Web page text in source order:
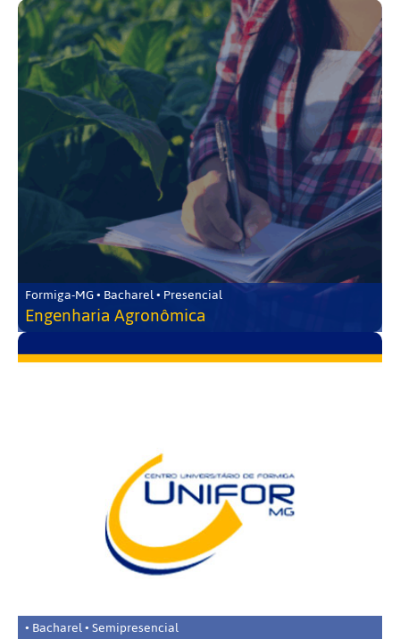
Formiga-MG • Bacharel • Presencial
Engenharia Agronômica
• Bacharel • Semipresencial